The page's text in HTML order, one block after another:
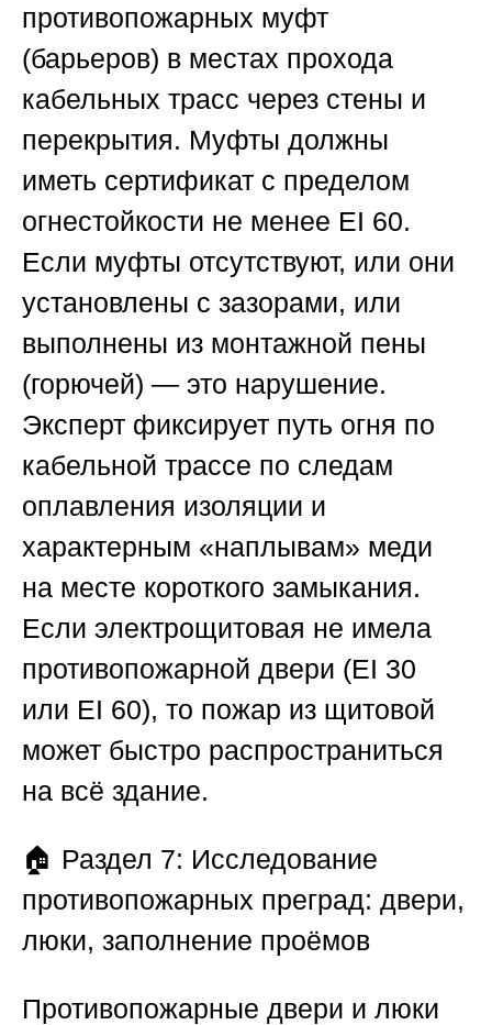
противопожарных муфт
(барьеров) в местах прохода
кабельных трасс через стены и
перекрытия. Муфты должны
иметь сертификат с пределом
огнестойкости не менее EI 60.
Если муфты отсутствуют, или они
установлены с зазорами, или
выполнены из монтажной пены
(горючей) — это нарушение.
Эксперт фиксирует путь огня по
кабельной трассе по следам
оплавления изоляции и
характерным «наплывам» меди
на месте короткого замыкания.
Если электрощитовая не имела
противопожарной двери (EI 30
или EI 60), то пожар из щитовой
может быстро распространиться
на всё здание.
🏠 Раздел 7: Исследование
противопожарных преград: двери,
люки, заполнение проёмов
Противопожарные двери и люки